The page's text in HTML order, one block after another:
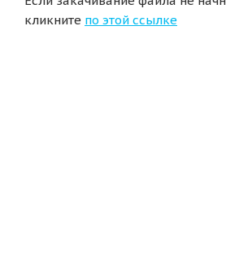
кликните по этой ссылке